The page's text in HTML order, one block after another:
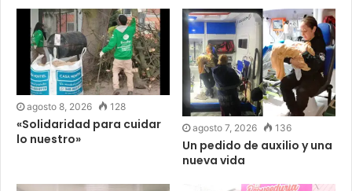
agosto 8, 2026 128
«Solidaridad para cuidar
lo nuestro»
agosto 7, 2026 136
Un pedido de auxilio y una
nueva vida